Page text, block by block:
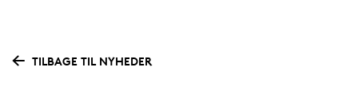
TILBAGE TIL NYHEDER